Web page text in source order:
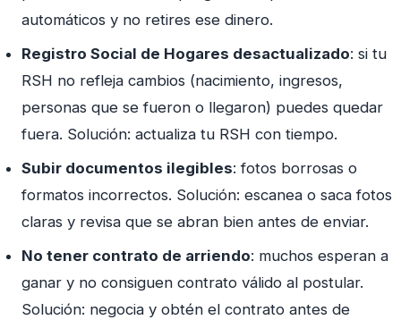
automáticos y no retires ese dinero.
Registro Social de Hogares desactualizado: si tu
RSH no refleja cambios (nacimiento, ingresos,
personas que se fueron o llegaron) puedes quedar
fuera. Solución: actualiza tu RSH con tiempo.
Subir documentos ilegibles: fotos borrosas o
formatos incorrectos. Solución: escanea o saca fotos
claras y revisa que se abran bien antes de enviar.
No tener contrato de arriendo: muchos esperan a
ganar y no consiguen contrato válido al postular.
Solución: negocia y obtén el contrato antes de